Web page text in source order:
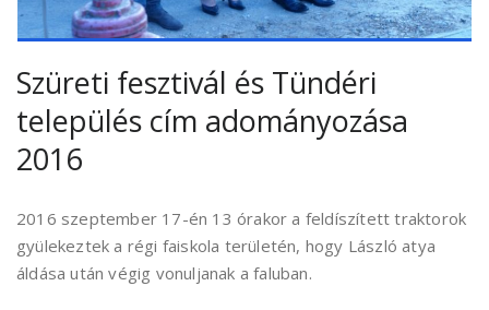
Szüreti fesztivál és Tündéri
település cím adományozása
2016
2016 szeptember 17-én 13 órakor a feldíszített traktorok
gyülekeztek a régi faiskola területén, hogy László atya
áldása után végig vonuljanak a faluban.